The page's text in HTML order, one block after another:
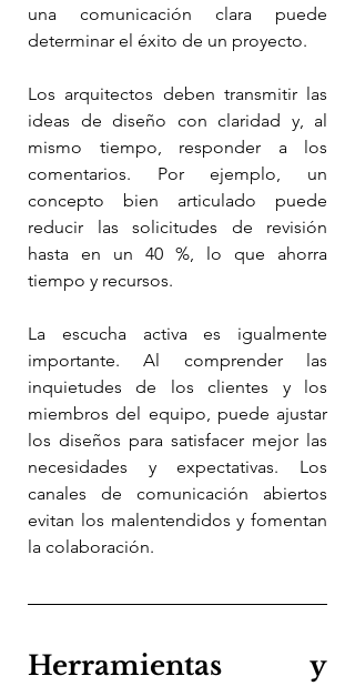
una comunicación clara puede
determinar el éxito de un proyecto.
Los arquitectos deben transmitir las
ideas de diseño con claridad y, al
mismo tiempo, responder a los
comentarios. Por ejemplo, un
concepto bien articulado puede
reducir las solicitudes de revisión
hasta en un 40 %, lo que ahorra
tiempo y recursos.
La escucha activa es igualmente
importante. Al comprender las
inquietudes de los clientes y los
miembros del equipo, puede ajustar
los diseños para satisfacer mejor las
necesidades y expectativas. Los
canales de comunicación abiertos
evitan los malentendidos y fomentan
la colaboración.
Herramientas y